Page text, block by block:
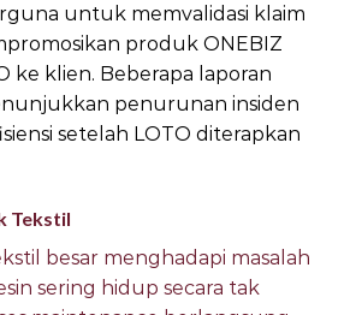
untuk memvalidasi klaim
produk ONEBIZ
ke klien. Beberapa laporan
penurunan insiden
setelah LOTO diterapkan
Tekstil
besar menghadapi masalah
sering hidup secara tak